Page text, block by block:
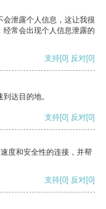
泄露个人信息，这让我很
常会出现个人信息泄露的
支持[0] 反对[0]
达目的地。
支持[0] 反对[0]
度和安全性的连接，并帮
支持[0] 反对[0]